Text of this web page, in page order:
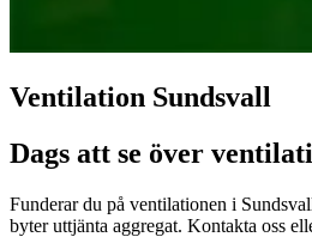
Ventilation Sundsvall
Dags att se över
Funderar du på ventilationen i
byter uttjänta aggregat. Kontakta oss